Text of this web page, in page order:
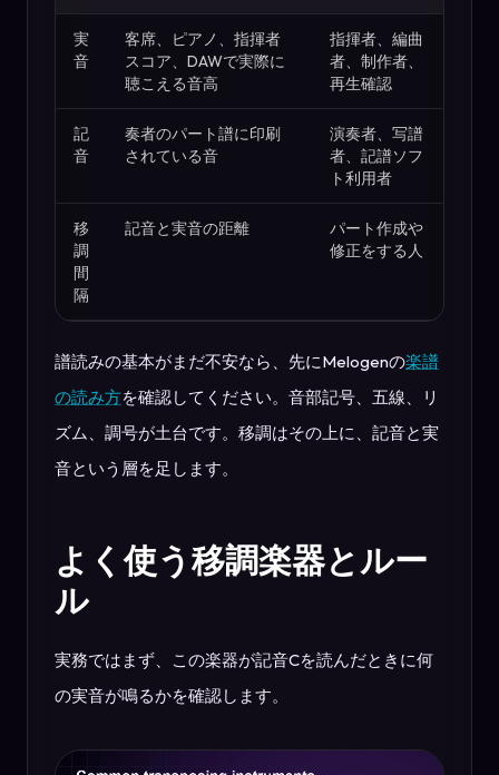
実
音
客席、ピアノ、指揮者
スコア、DAWで実際に
聴こえる音高
指揮者、編曲
者、制作者、
再生確認
記
音
奏者のパート譜に印刷
されている音
演奏者、写譜
者、記譜ソフ
ト利用者
移
調
間
隔
記音と実音の距離
パート作成や
修正をする人
譜読みの基本がまだ不安なら、先にMelogenの楽譜
の読み方を確認してください。音部記号、五線、リ
ズム、調号が土台です。移調はその上に、記音と実
音という層を足します。
よく使う移調楽器とルー
ル
実務ではまず、この楽器が記音Cを読んだときに何
の実音が鳴るかを確認します。